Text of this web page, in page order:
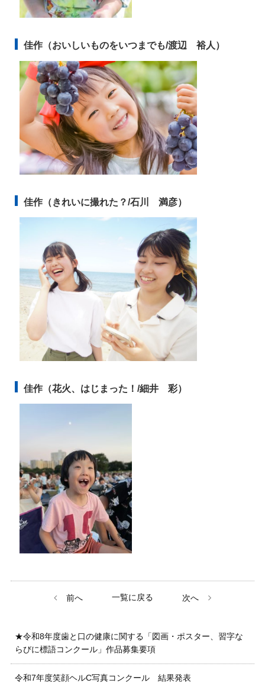
佳作（おいしいものをいつまでも/渡辺 裕人）
佳作（きれいに撮れた？/石川 満彦）
佳作（花火、はじまった！/細井彩）
前へ 一覧に戻る 次へ
★令和8年度歯と口の健康に関する「図画・ポスター、習字な
らびに標語コンクール」作品募集要項
令和7年度笑顔ヘルC写真コンクール 結果発表